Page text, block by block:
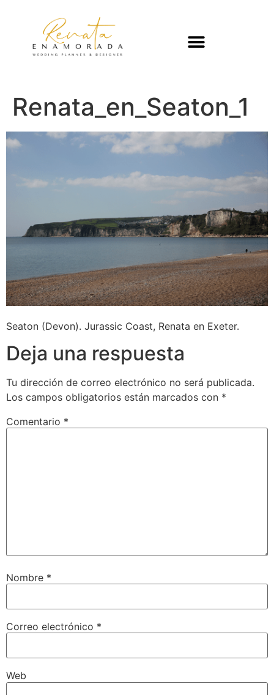
Renata_en_Seaton_1
Seaton (Devon). Jurassic Coast, Renata en Exeter.
Deja una respuesta
Tu dirección de correo electrónico no será publicada.
Los campos obligatorios están marcados con *
Comentario *
Nombre *
Correo electrónico *
Web